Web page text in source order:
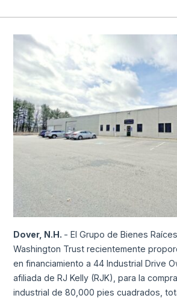
Dover, N.H. - El Grupo de Bienes
Washington Trust recientemente
en financiamiento a 44 Industrial Drive
afiliada de RJ Kelly (RJK), para la
industrial de 80,000 pies cuadrados,